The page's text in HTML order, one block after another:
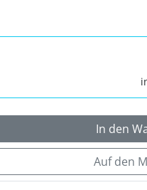
In den
Auf den